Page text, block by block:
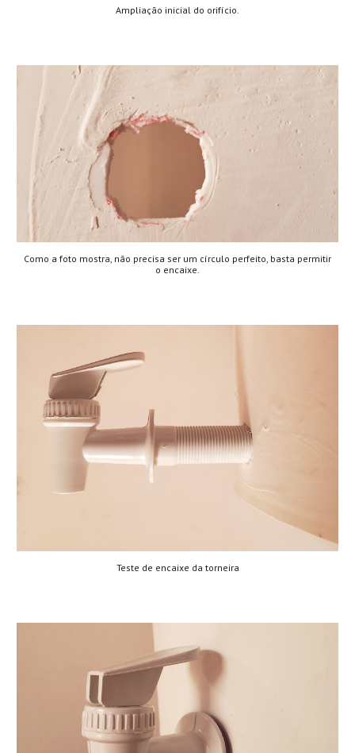
Ampliação inicial do orifício.
Como a foto mostra, não precisa ser um círculo perfeito, basta permitir
o encaixe.
Teste de encaixe da torneira